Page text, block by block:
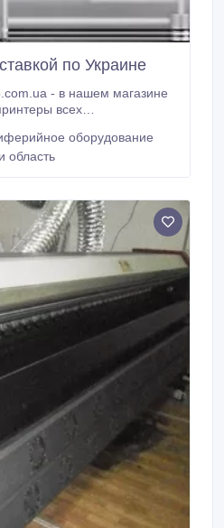
по Украине
- в нашем магазине
всех
Come3D и Wanhao.
материалы в наличии.
оборудование
область